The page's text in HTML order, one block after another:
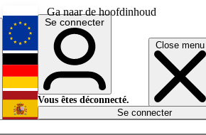
Ga naar de hoofdinhoud
Close menu
English
Deutsch
Español
Se connecter
Vous êtes déconnecté.
Se connecter